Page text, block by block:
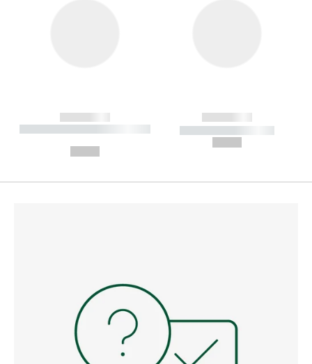
------------
----------- ----------- --------
------------
----------- -----------